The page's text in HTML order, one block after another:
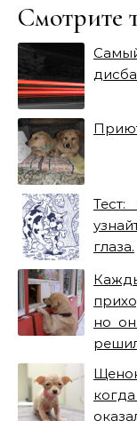
Смотрите
глаза.
но